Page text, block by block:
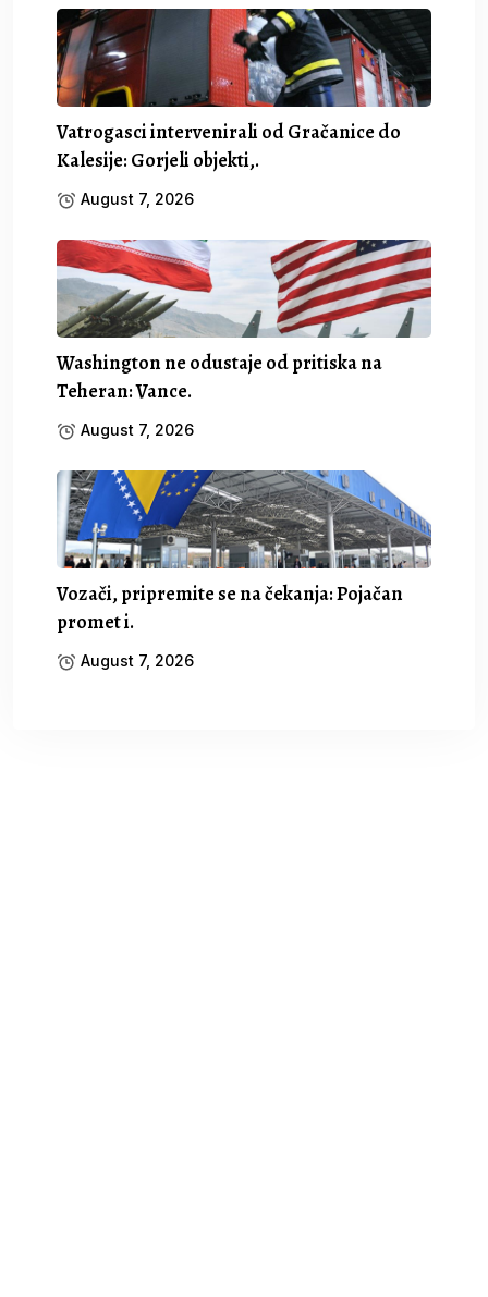
Vatrogasci intervenirali od Gračanice do
Kalesije: Gorjeli objekti,.
August 7, 2026
Washington ne odustaje od pritiska na
Teheran: Vance.
August 7, 2026
Vozači, pripremite se na čekanja: Pojačan
promet i.
August 7, 2026